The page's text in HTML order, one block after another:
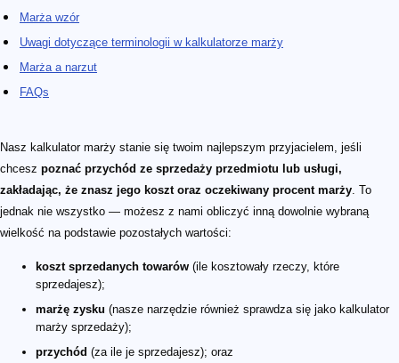
Marża wzór
Uwagi dotyczące terminologii w kalkulatorze marży
Marża a narzut
FAQs
Nasz kalkulator marży stanie się twoim najlepszym przyjacielem, jeśli
chcesz poznać przychód ze sprzedaży przedmiotu lub usługi,
zakładając, że znasz jego koszt oraz oczekiwany procent marży . To
jednak nie wszystko — możesz z nami obliczyć inną dowolnie wybraną
wielkość na podstawie pozostałych wartości:
koszt sprzedanych towarów (ile kosztowały rzeczy, które
sprzedajesz);
marżę zysku (nasze narzędzie również sprawdza się jako kalkulator
marży sprzedaży);
przychód (za ile je sprzedajesz); oraz